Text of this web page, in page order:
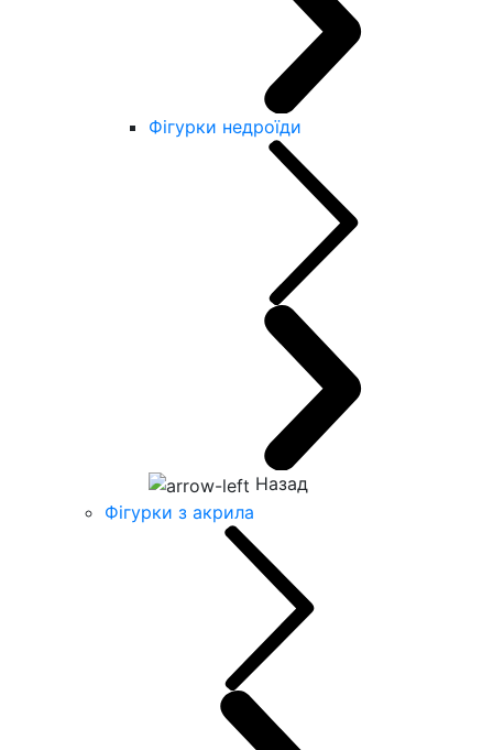
Фігурки недроїди
Назад
Фігурки з акрила